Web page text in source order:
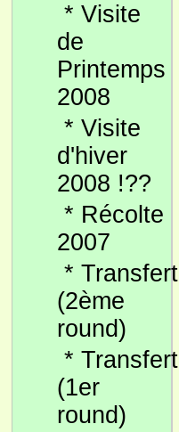
* Visite
de
Printemps
2008
* Visite
d'hiver
2008 !??
* Récolte
2007
* Transfert
(2ème
round)
* Transfert
(1er
round)